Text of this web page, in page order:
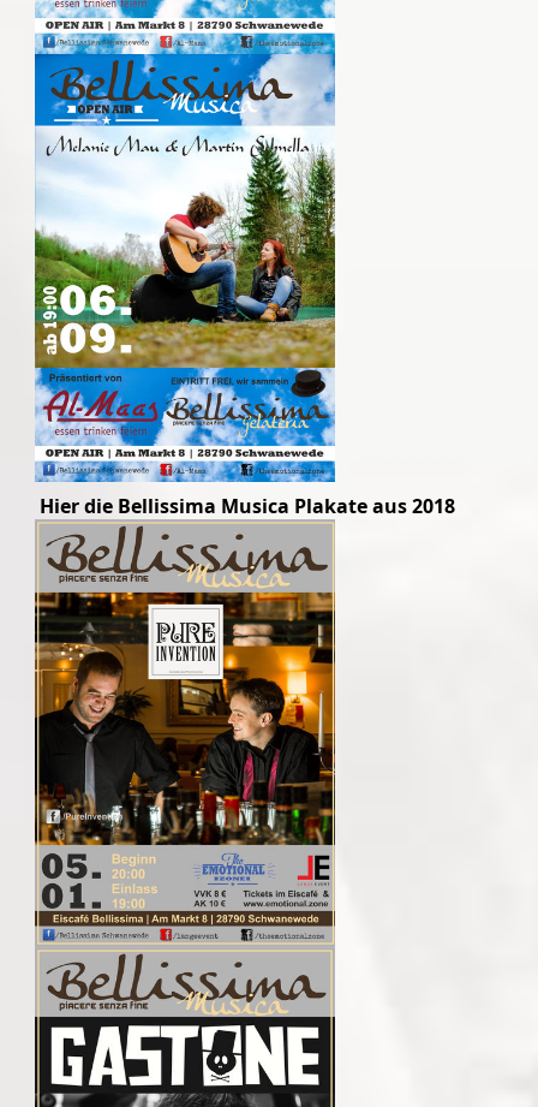
Hier die Bellissima Musica Plakate aus 2018